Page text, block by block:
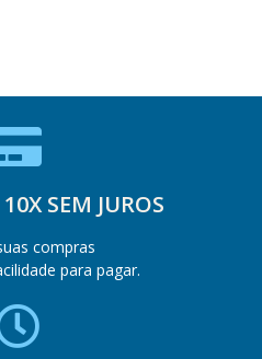
SEM JUROS
compras
para pagar.